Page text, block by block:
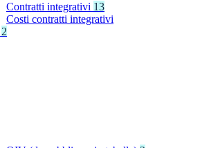
Contratti integrativi 13
Costi contratti integrativi
2